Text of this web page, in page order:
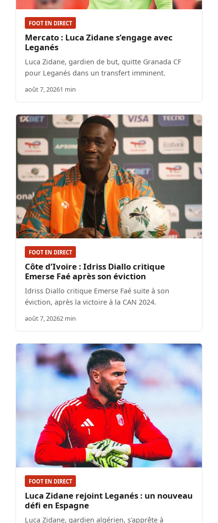
FOOT EN DIRECT
Mercato : Luca Zidane s’engage avec
Leganés
Luca Zidane, gardien de but, quitte Granada CF
pour Leganés dans un transfert imminent.
août 7, 20261 min
FOOT EN DIRECT
Côte d’Ivoire : Idriss Diallo critique
Emerse Faé après son éviction
Idriss Diallo critique Emerse Faé suite à son
éviction, après la victoire à la CAN 2024.
août 7, 20262 min
FOOT EN DIRECT
Luca Zidane rejoint Leganés : un nouveau
défi en Espagne
Luca Zidane, gardien algérien, s'apprête à